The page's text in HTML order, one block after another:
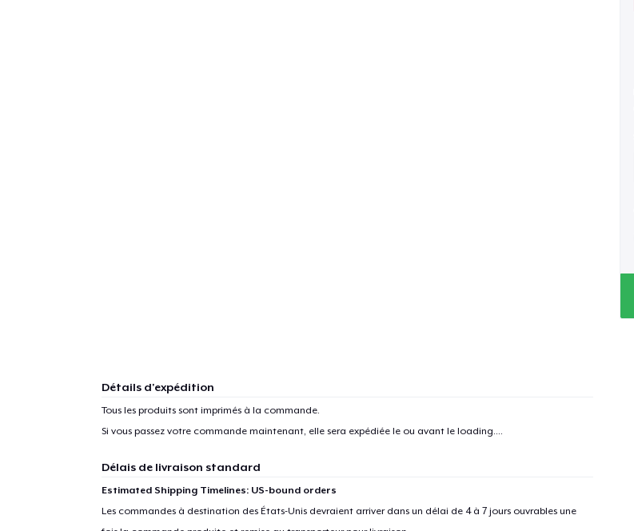
Détails d'expédition
Tous les produits sont imprimés à la commande.
Si vous passez votre commande maintenant, elle sera expédiée le ou avant le loading....
Délais de livraison standard
Estimated Shipping Timelines: US-bound orders
Les commandes à destination des États-Unis devraient arriver dans un délai de 4 à 7 jours ouvrables une
Unisex Classic Pullover Hoodie